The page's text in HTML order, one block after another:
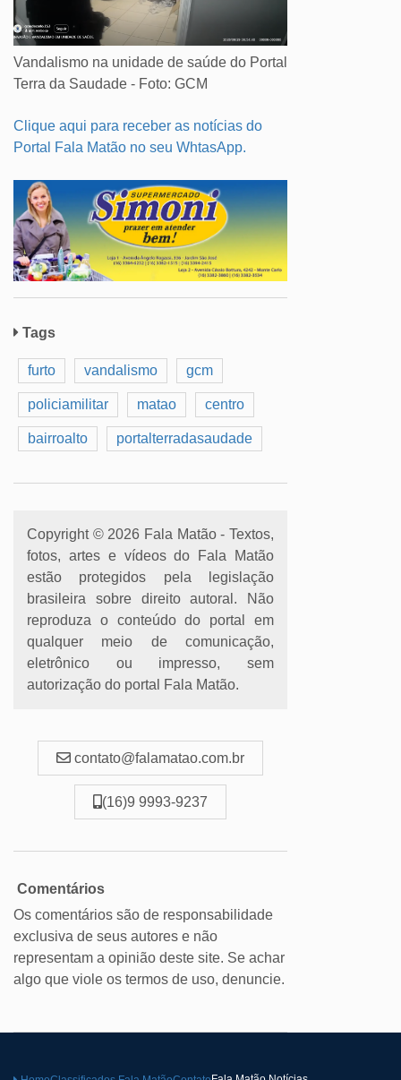
Vandalismo na unidade de saúde do Portal
Terra da Saudade - Foto: GCM
Clique aqui para receber as notícias do
Portal Fala Matão no seu WhtasApp.
Tags
furto vandalismo gcm
policiamilitar matao centro
bairroalto portalterradasaudade
Copyright © 2026 Fala Matão - Textos,
fotos, artes e vídeos do Fala Matão
estão protegidos pela legislação
brasileira sobre direito autoral. Não
reproduza o conteúdo do portal em
qualquer meio de comunicação,
eletrônico ou impresso, sem
autorização do portal Fala Matão.
contato@falamatao.com.br
(16)9 9993-9237
Comentários
Os comentários são de responsabilidade
exclusiva de seus autores e não
representam a opinião deste site. Se achar
algo que viole os termos de uso, denuncie.